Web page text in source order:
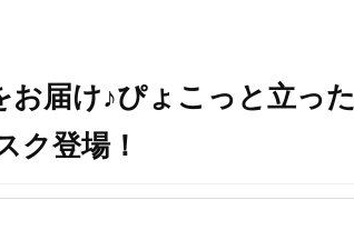
お届け♪ぴょこっと立った
ク登場！